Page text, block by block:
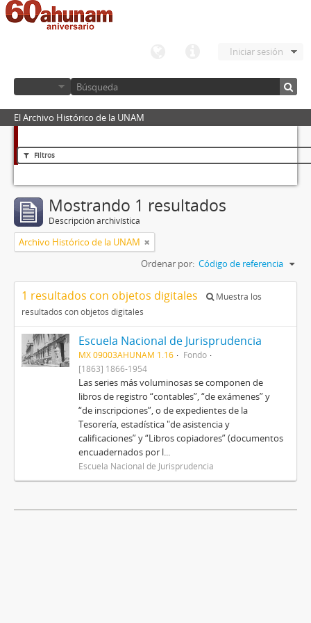
Iniciar sesión
El Archivo Histórico de la UNAM
Filtros
Mostrando 1 resultados
Descripción archivística
Archivo Histórico de la UNAM
Ordenar por: Código de referencia
1 resultados con objetos digitales
Muestra los
resultados con objetos digitales
Escuela Nacional de Jurisprudencia
MX 09003AHUNAM 1.16
Fondo
[1863] 1866-1954
Las series más voluminosas se componen de
libros de registro “contables”, “de exámenes” y
“de inscripciones”, o de expedientes de la
Tesorería, estadística "de asistencia y
calificaciones” y “Libros copiadores” (documentos
encuadernados por l...
Escuela Nacional de Jurisprudencia